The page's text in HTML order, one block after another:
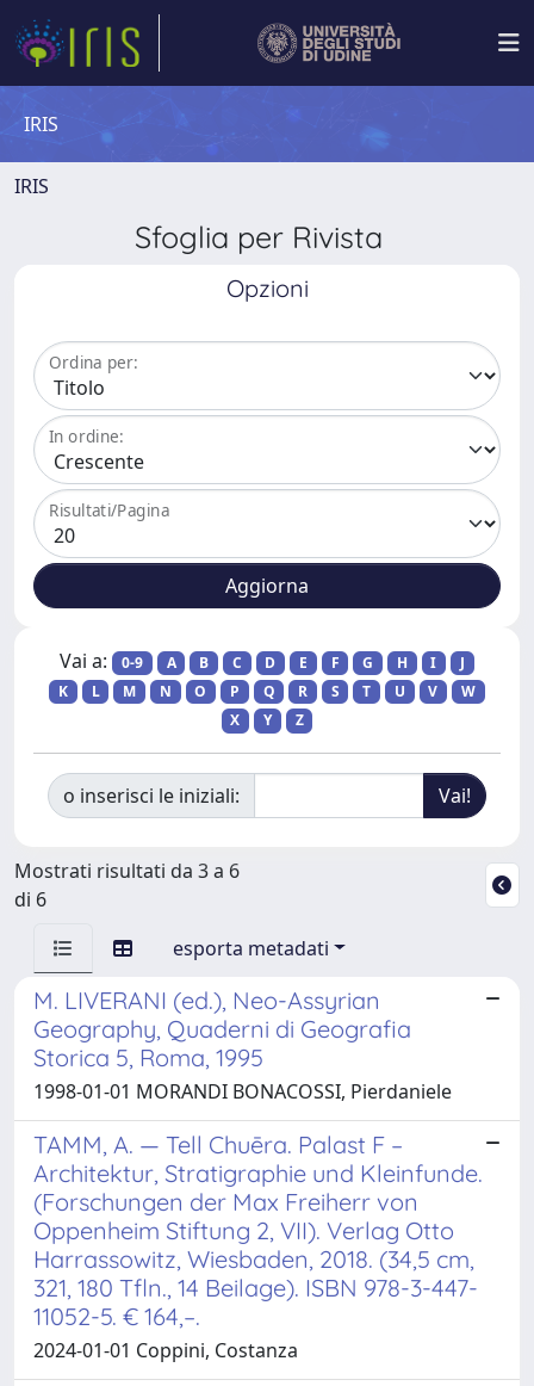
IRIS
IRIS
Sfoglia per Rivista
Opzioni
Ordina per:
In ordine:
Risultati/Pagina
Vai a: 0-9 A B C D E F G H I
J
K
L M N O P Q R S T U V
W
X
Y Z
o inserisci le iniziali:
Mostrati risultati da 3 a 6
di 6
esporta metadati
M. LIVERANI (ed.), Neo-Assyrian
Geography, Quaderni di Geografia
Storica 5, Roma, 1995
1998-01-01 MORANDI BONACOSSI, Pierdaniele
TAMM, A. — Tell Chuēra. Palast F –
Architektur, Stratigraphie und Kleinfunde.
(Forschungen der Max Freiherr von
Oppenheim Stiftung 2, VII). Verlag Otto
Harrassowitz, Wiesbaden, 2018. (34,5 cm,
321, 180 Tfln., 14 Beilage). ISBN 978-3-447-
11052-5. € 164,–.
2024-01-01 Coppini, Costanza